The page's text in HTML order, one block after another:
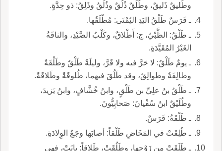
وطَليقٌ ذَليقٌ، وطُلُقٌ ذُلُقٌ وذُلَقُ وذَلِقُ: ذو حِدَّةٍ.
ـ فَرَسٌ طَلْقُ اليَدِ اليُمْنَى: مُطْلَقُها.
ـ طَلْقُ: الظَّبْيُ، ج: أَطْلاقٌ، وكَلْبُ الصَّيْدِ، والناقَةُ
الغَيْرُ المُقَيَّدَةِ.
ـ يومٌ طَلْقٌ: لا حَرَّ فيه ولا قَرَّ، وليلَةٌ طَلْقٌ وطَلْقَةٌ
وطالِقَةٌ وطوالِقُ، وقد طَلُقَ فيهما، طُلوقَةً وطَلاقَةً.
ـ طَلْقُ بنُ علِيِّ بن طَلْقٍ، وابنُ خُشَّافٍ، وابنُ يَزيدَ،
وطُلَيْقٌ ابنُ سُفْيانَ: صَحابِيُّونَ.
ـ طَلْقَةُ: فَرَسٌ.
ـ طُلِقَتْ في المَخَاضِ طَلْقاً: أصابَها وجَعُ الوِلادَةِ.
ـ طَلَقَتْ من زَوْجِها، وطَلُقَتْ، طَلاقاً: بانَتْ، فهي